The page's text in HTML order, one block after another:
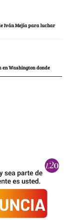
Iván Mejía para luchar
en Washington donde